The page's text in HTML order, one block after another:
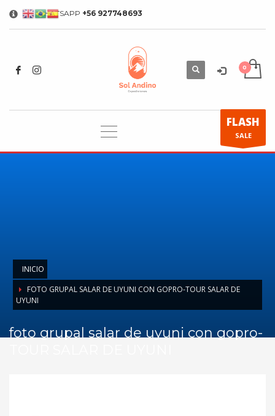
WHATSAPP +56 927748693
FLASH
SALE
INICIO
FOTO GRUPAL SALAR DE UYUNI CON GOPRO-TOUR SALAR DE
UYUNI
foto grupal salar de uyuni con gopro-